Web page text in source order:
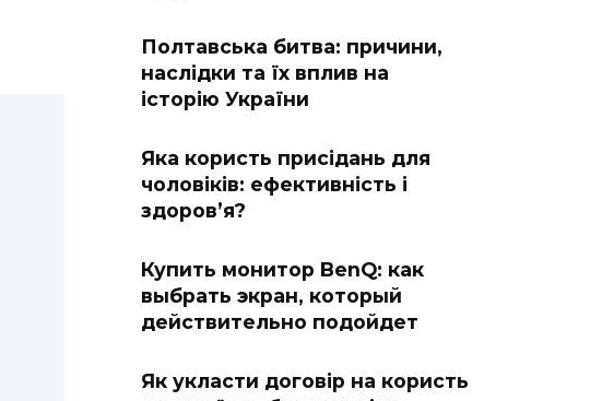
Полтавська битва: причини,
наслідки та їх вплив на
історію України
Яка користь присідань для
чоловіків: ефективність і
здоров’я?
Купить монитор BenQ: как
выбрать экран, который
действительно подойдет
Як укласти договір на користь